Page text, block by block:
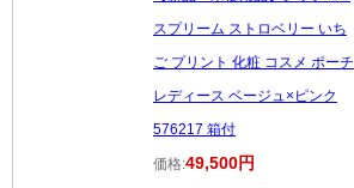
スプリーム ストロベリー いち
ご プリント 化粧 コスメ ポーチ
レディース ベージュ×ピンク
576217 箱付
価格:49,500円